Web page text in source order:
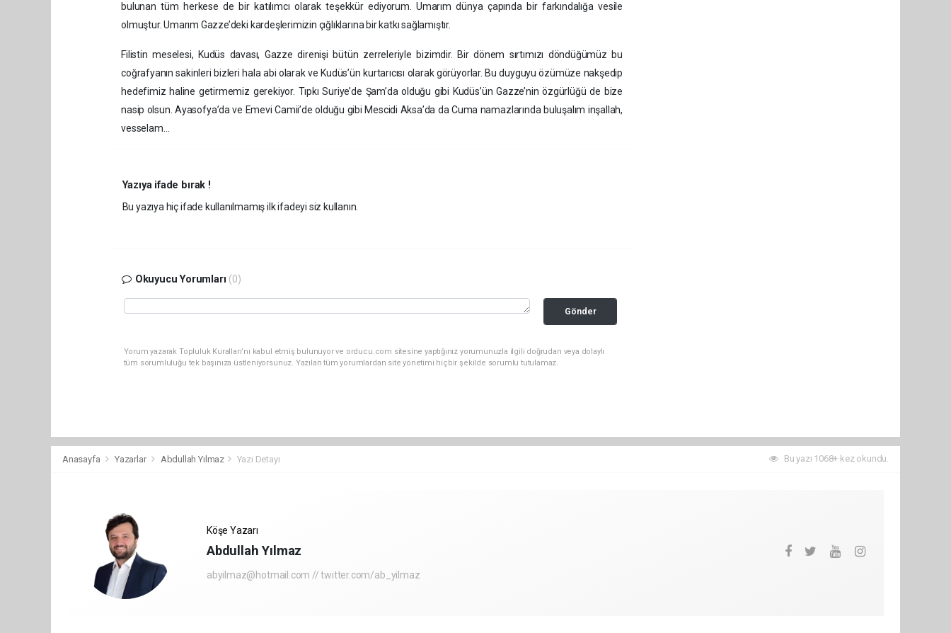
bulunan tüm herkese de bir katılımcı olarak teşekkür ediyorum. Umarım dünya çapında bir farkındalığa vesile
olmuştur. Umarım Gazze’deki kardeşlerimizin çığlıklarına bir katkı sağlamıştır.
Filistin meselesi, Kudüs davası, Gazze direnişi bütün zerreleriyle bizimdir. Bir dönem sırtımızı döndüğümüz bu
coğrafyanın sakinleri bizleri hala abi olarak ve Kudüs’ün kurtarıcısı olarak görüyorlar. Bu duyguyu özümüze nakşedip
hedefimiz haline getirmemiz gerekiyor. Tıpkı Suriye’de Şam’da olduğu gibi Kudüs’ün Gazze’nin özgürlüğü de bize
nasip olsun. Ayasofya’da ve Emevi Camii’de olduğu gibi Mescidi Aksa’da da Cuma namazlarında buluşalım inşallah,
vesselam…
Yazıya ifade bırak !
Bu yazıya hiç ifade kullanılmamış ilk ifadeyi siz kullanın.
Okuyucu Yorumları (0)
Gönder
Yorum yazarak Topluluk Kuralları’nı kabul etmiş bulunuyor ve orducu.com sitesine yaptığınız yorumunuzla ilgili doğrudan veya dolaylı
tüm sorumluluğu tek başınıza üstleniyorsunuz. Yazılan tüm yorumlardan site yönetimi hiçbir şekilde sorumlu tutulamaz.
Anasayfa Yazarlar Abdullah Yılmaz Yazı Detayı Bu yazı 1068+ kez okundu.
Köşe Yazarı
Abdullah Yılmaz
abyilmaz@hotmail.com // twitter.com/ab_yilmaz